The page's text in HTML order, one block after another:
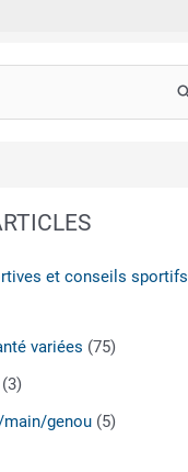
et conseils sportifs
variées (75)
(3)
genou (5)